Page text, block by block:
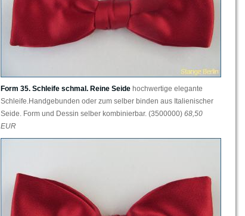
Form 35. Schleife schmal. Reine Seide hochwertige elegante
Schleife.Handgebunden oder zum selber binden aus Italienischer
Seide. Form und Dessin selber kombinierbar. (3500000) 68,50
EUR